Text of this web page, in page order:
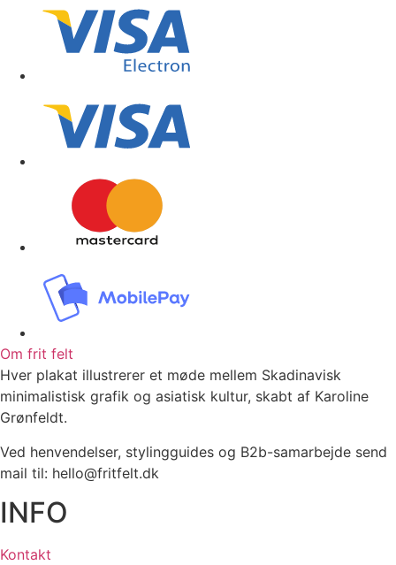
Om frit felt
Hver plakat illustrerer et møde mellem Skadinavisk
minimalistisk grafik og asiatisk kultur, skabt af Karoline
Grønfeldt.
Ved henvendelser, stylingguides og B2b-samarbejde send
mail til: hello@fritfelt.dk
INFO
Kontakt